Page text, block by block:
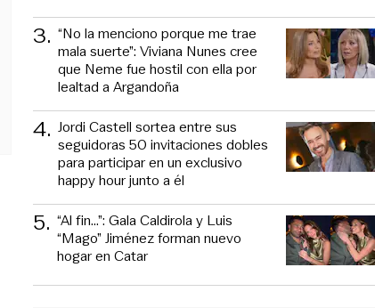
3. “No la menciono porque me trae
mala suerte”: Viviana Nunes cree
que Neme fue hostil con ella por
lealtad a Argandoña
4. Jordi Castell sortea entre sus
seguidoras 50 invitaciones dobles
para participar en un exclusivo
happy hour junto a él
5. “Al fin…”: Gala Caldirola y Luis
“Mago” Jiménez forman nuevo
hogar en Catar